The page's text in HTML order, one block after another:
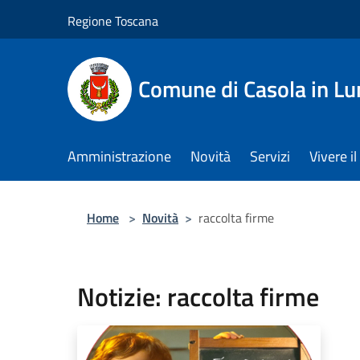
Regione Toscana
Comune di Casola in
Amministrazione Novità Servizi Vivere
Home > Novità > raccolta firme
Notizie: raccolta firme